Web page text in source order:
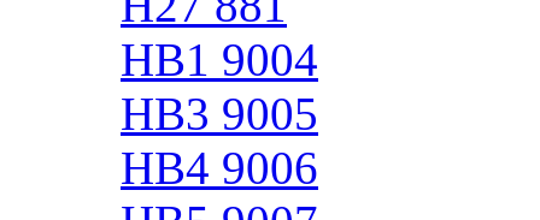
HB1 9004
HB3 9005
HB4 9006